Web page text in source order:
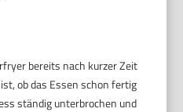
bereits nach kurzer Zeit
ob das Essen schon fertig
ständig unterbrochen und